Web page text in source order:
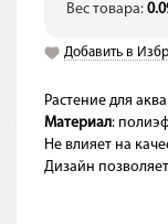
Вес товара:
Добавить в
Растение для
Материал:
Не влияет на
Дизайн